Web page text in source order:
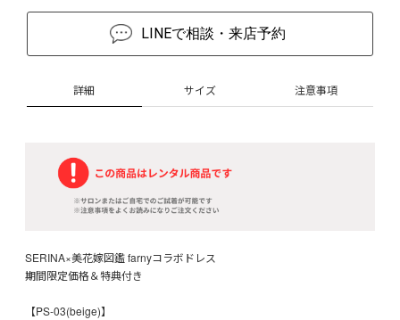
LINEで相談・来店予約
詳細 サイズ 注意事項
SERINA×美花嫁図鑑 farnyコラボドレス
期間限定価格＆特典付き
【PS-03(beige)】